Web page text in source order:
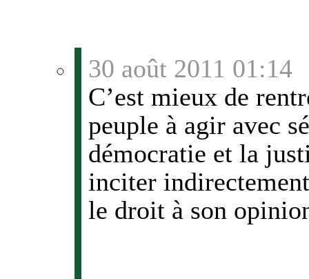
30 août 2011 01:14
C’est mieux de
peuple à agir avec
démocratie et la
inciter
le droit à son